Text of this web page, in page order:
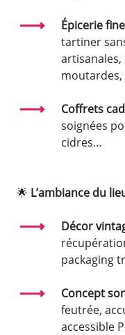
Épicerie
tartiner
artisanales,
Coffrets
soignées
cidres…
🌟 L’ambiance du
Décor
packaging
Concept
feutrée,
accessible